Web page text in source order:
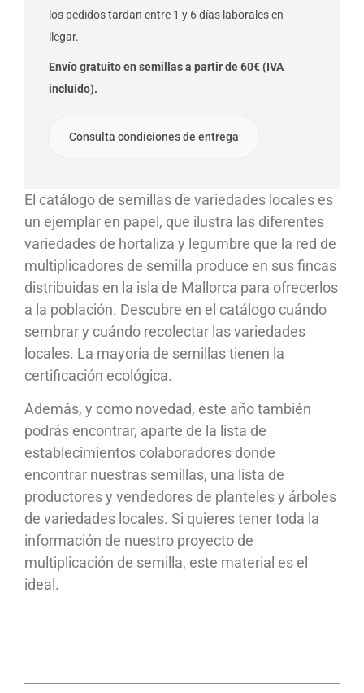
los pedidos tardan entre 1 y 6 días laborales en
llegar.
Envío gratuito en semillas a partir de 60€ (IVA
incluido).
Consulta condiciones de entrega
El catálogo de semillas de variedades locales es
un ejemplar en papel, que ilustra las diferentes
variedades de hortaliza y legumbre que la red de
multiplicadores de semilla produce en sus fincas
distribuidas en la isla de Mallorca para ofrecerlos
a la población. Descubre en el catálogo cuándo
sembrar y cuándo recolectar las variedades
locales. La mayoría de semillas tienen la
certificación ecológica.
Además, y como novedad, este año también
podrás encontrar, aparte de la lista de
establecimientos colaboradores donde
encontrar nuestras semillas, una lista de
productores y vendedores de planteles y árboles
de variedades locales. Si quieres tener toda la
información de nuestro proyecto de
multiplicación de semilla, este material es el
ideal.